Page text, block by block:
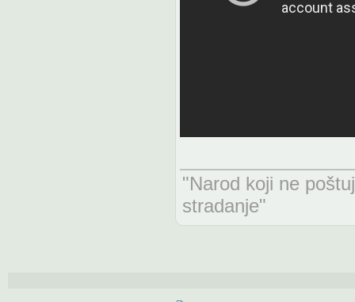
"Narod koji ne
stradanje"